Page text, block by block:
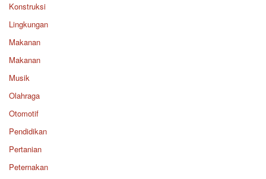
Konstruksi
Lingkungan
Makanan
Makanan
Musik
Olahraga
Otomotif
Pendidikan
Pertanian
Peternakan